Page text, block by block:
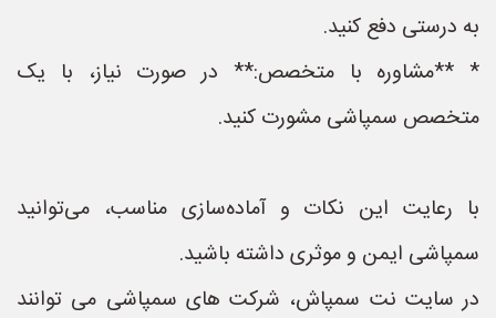
به درستی دفع کنید.
* **مشاوره با متخصص:** در صورت نیاز، با یک
متخصص سمپاشی مشورت کنید.
با رعایت این نکات و آماده‌سازی مناسب، می‌توانید
سمپاشی ایمن و موثری داشته باشید.
در سایت نت سمپاش، شرکت های سمپاشی می توانند